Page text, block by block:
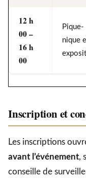
12 h
00 –
16 h
00
Pique-
nique
Inscription et
Les inscriptions
avant l’événement,
conseille de